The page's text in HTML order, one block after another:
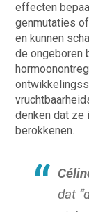
effecten
genmutaties
en kunnen
de ongeboren
denken dat ze
berokkenen.
dat